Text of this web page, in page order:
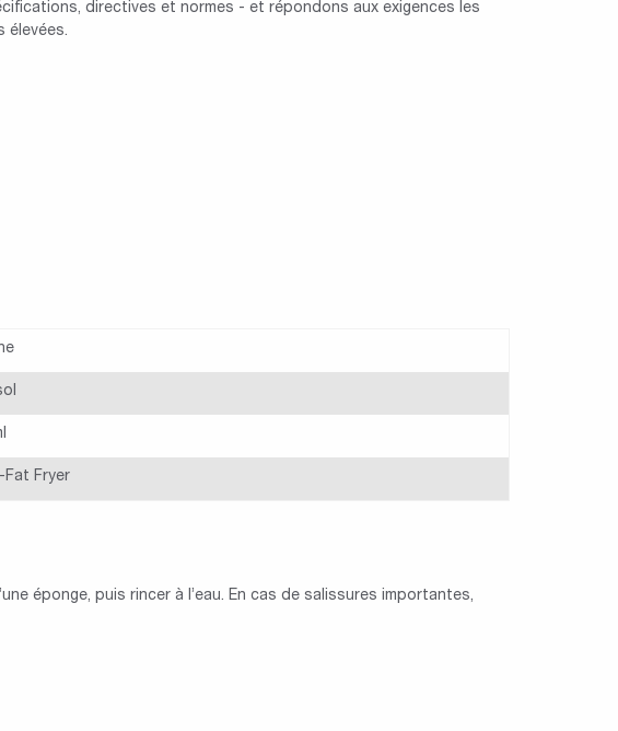
directives et normes - et répondons aux exigences les
élevées.
Fat Fryer
éponge, puis rincer à l’eau. En cas de salissures importantes,